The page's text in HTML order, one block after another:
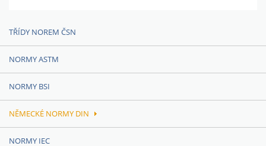
TŘÍDY NOREM ČSN
NORMY ASTM
NORMY BSI
NĚMECKÉ NORMY DIN
NORMY IEC